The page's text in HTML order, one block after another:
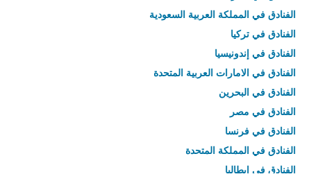
الفنادق في المملكة العربية السعودية
الفنادق في تركيا
الفنادق في إندونيسيا
الفنادق في الامارات العربية المتحدة
الفنادق في البحرين
الفنادق في مصر
الفنادق في فرنسا
الفنادق في المملكة المتحدة
الفنادق في إيطاليا